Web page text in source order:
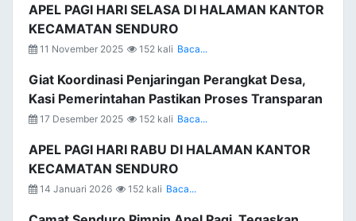
APEL PAGI HARI SELASA DI HALAMAN KANTOR
KECAMATAN SENDURO
11 November 2025 152 kali Baca...
Giat Koordinasi Penjaringan Perangkat Desa,
Kasi Pemerintahan Pastikan Proses Transparan
17 Desember 2025 152 kali Baca...
APEL PAGI HARI RABU DI HALAMAN KANTOR
KECAMATAN SENDURO
14 Januari 2026 152 kali Baca...